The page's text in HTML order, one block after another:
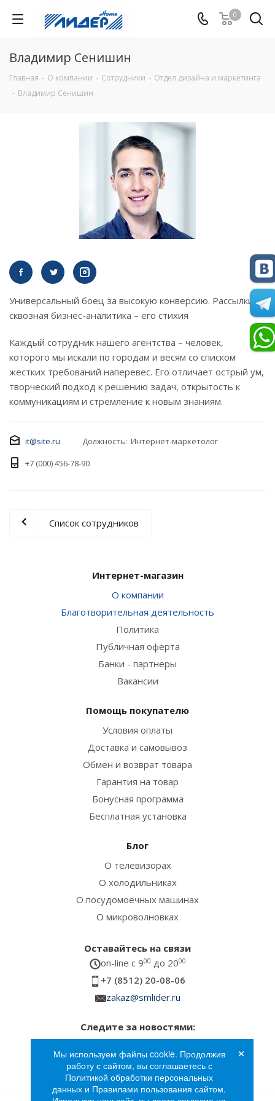
0
Владимир Сенишин
Главная - О компании - Сотрудники - Отдел дизайна и маркетинга
- Владимир Сенишин
Универсальный боец за высокую конверсию. Рассылки и
сквозная бизнес-аналитика – его стихия
Каждый сотрудник нашего агентства – человек,
которого мы искали по городам и весям со списком
жестких требований наперевес. Его отличает острый ум,
творческий подход к решению задач, открытость к
коммуникациям и стремление к новым знаниям.
it@site.ru
Должность: Интернет-маркетолог
+7 (000) 456-78-90
Список сотрудников
Интернет-магазин
О компании
Благотворительная деятельность
Политика
Публичная оферта
Банки - партнеры
Вакансии
Помощь покупателю
Условия оплаты
Доставка и самовывоз
Обмен и возврат товара
Гарантия на товар
Бонусная программа
Бесплатная установка
Блог
О телевизорах
О холодильниках
О посудомоечных машинах
О микроволновках
Оставайтесь на связи
on-line c 900 до 2000
+7 (8512) 20-08-06
zakaz@smlider.ru
Следите за новостями:
Мы используем файлы cookie. Продолжив
работу с сайтом, вы соглашаетесь с
Политикой обработки персональных
данных и Правилами пользования сайтом.
×